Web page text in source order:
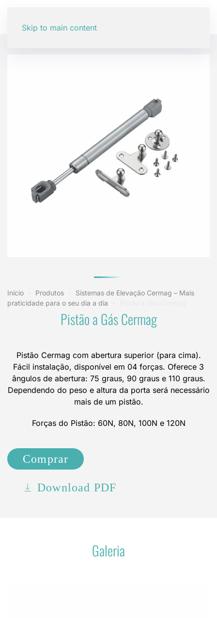
Skip to main content
Início Produtos
Sistemas de Elevação Cermag – Mais
praticidade para o seu dia a dia
Pistão a Gás Cermag
Pistão Cermag com abertura superior (para cima).
Fácil instalação, disponível em 04 forças. Oferece 3
ângulos de abertura: 75 graus, 90 graus e 110 graus.
Dependendo do peso e altura da porta será necessário
mais de um pistão.
Forças do Pistão: 60N, 80N, 100N e 120N
Comprar
Download PDF
Galeria